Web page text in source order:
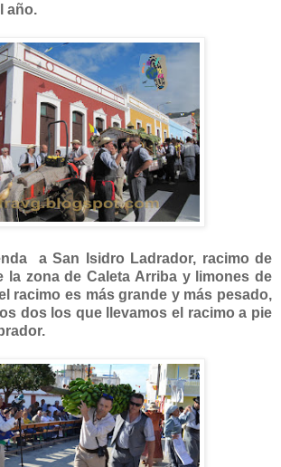
año.
a San Isidro Ladrador, racimo de
la zona de Caleta Arriba y limones de
racimo es más grande y más pesado,
dos los que llevamos el racimo a pie